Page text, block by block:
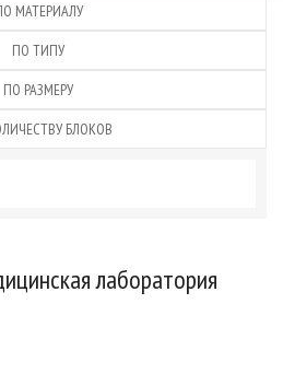
МАТЕРИАЛУ
ПО ТИПУ
ПО РАЗМЕРУ
БЛОКОВ
лаборатория